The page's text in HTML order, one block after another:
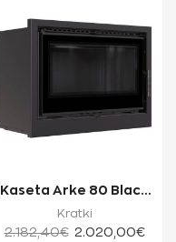
Kaseta Arke 80 Black
12 kW Ενεργειακή
Κασέτα Τζακι...
Kratki
2.182,40€ 2.020,00€